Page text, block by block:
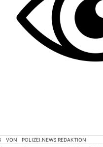
VON POLIZEI.NEWS REDAKTION